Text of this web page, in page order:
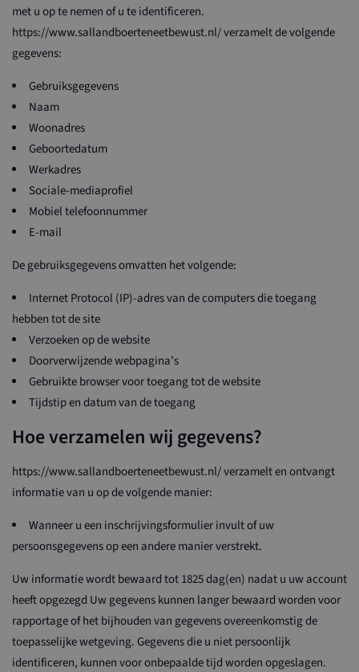
met u op te nemen of u te identificeren.
https://www.sallandboerteneetbewust.nl/ verzamelt de volgende
gegevens:
Gebruiksgegevens
Naam
Woonadres
Geboortedatum
Werkadres
Sociale-mediaprofiel
Mobiel telefoonnummer
E-mail
De gebruiksgegevens omvatten het volgende:
Internet Protocol (IP)-adres van de computers die toegang
hebben tot de site
Verzoeken op de website
Doorverwijzende webpagina’s
Gebruikte browser voor toegang tot de website
Tijdstip en datum van de toegang
Hoe verzamelen wij gegevens?
https://www.sallandboerteneetbewust.nl/ verzamelt en ontvangt
informatie van u op de volgende manier:
Wanneer u een inschrijvingsformulier invult of uw
persoonsgegevens op een andere manier verstrekt.
Uw informatie wordt bewaard tot 1825 dag(en) nadat u uw account
heeft opgezegd Uw gegevens kunnen langer bewaard worden voor
rapportage of het bijhouden van gegevens overeenkomstig de
toepasselijke wetgeving. Gegevens die u niet persoonlijk
identificeren, kunnen voor onbepaalde tijd worden opgeslagen.